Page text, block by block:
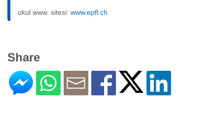
okul www. sitesi: www.epfl.ch
Share